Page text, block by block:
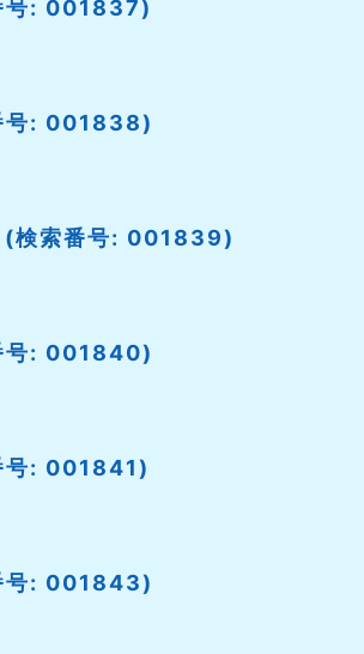
号: 001837)
号: 001838)
(検索番号: 001839)
号: 001840)
号: 001841)
号: 001843)